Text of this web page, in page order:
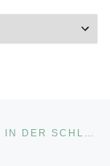
FUSSBALL: ERSTE DREHT DAS SPIEL IN DER SCHLUSSPHASE